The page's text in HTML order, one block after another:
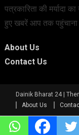
पत्रकारिता की मर्यादा
हुए खबरें आप तक पहुंचाना
About Us
Contact Us
Dainik Bharat 24 |
About Us